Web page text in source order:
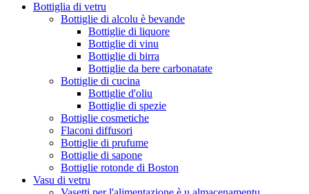
Bottiglia di vetru
Bottiglie di alcolu è bevande
Bottiglie di liquore
Bottiglie di vinu
Bottiglie di birra
Bottiglie da bere carbonatate
Bottiglie di cucina
Bottiglie d'oliu
Bottiglie di spezie
Bottiglie cosmetiche
Flaconi diffusori
Bottiglie di prufume
Bottiglie di sapone
Bottiglie rotonde di Boston
Vasu di vetru